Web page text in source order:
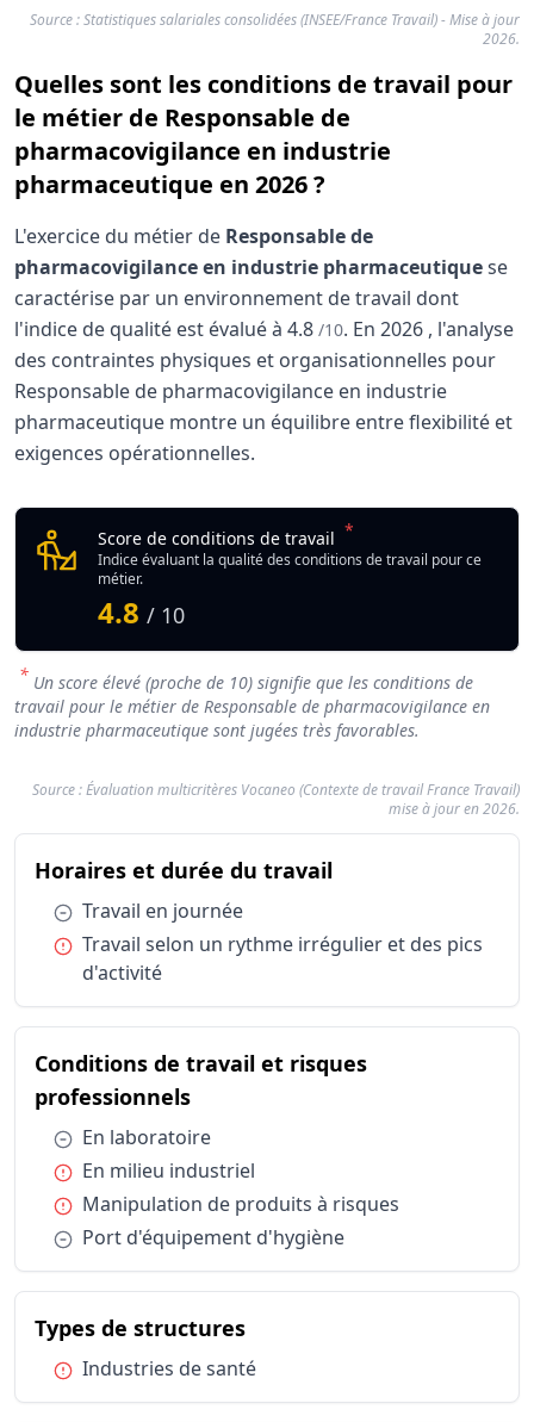
Source : Statistiques salariales consolidées (INSEE/France Travail) - Mise à jour
2026.
Quelles sont les conditions de travail pour
le métier de Responsable de
pharmacovigilance en industrie
pharmaceutique en 2026 ?
L'exercice du métier de Responsable de
pharmacovigilance en industrie pharmaceutiquese
caractérise par un environnement de travail dont
l'indice de qualité est évalué à 4.8 /10. En 2026 , l'analyse
des contraintes physiques et organisationnelles pour
Responsable de pharmacovigilance en industrie
pharmaceutique montre un équilibre entre flexibilité et
exigences opérationnelles.
Analyse des conditions de travail :
Qualité globale de l'environnement Responsable de
Score de conditions de travail *
Indice évaluant la qualité des conditions de travail pour ce
métier.
4.8 / 10
* Un score élevé (proche de 10) signifie que les conditions de
travail pour le métier de Responsable de pharmacovigilance en
industrie pharmaceutique sont jugées très favorables.
Source : Évaluation multicritères Vocaneo (Contexte de travail France Travail)
mise à jour en 2026.
Résumé des conditions d'exercice : Responsable
Catégorie
Horaires et durée du travail
Horaires et durée du travail
Travail
Conditions de travail et risques professionnels
Conditions de travail et risques professionnelsEn milieu
Conditions de travail et risques professionnels
Conditions de travail et risques professionnels
Types de structures
Publics spécifiques
Statut d'emploi
Horaires et durée du travaildu métier
Condition :
Travail en journée
Condition :
Travail selon un rythme irrégulier et des pics
d'activité
Conditions de travail et risques
professionnelsdu métier Responsable de
Condition :
En laboratoire
Condition :
En milieu industriel
Condition :
Manipulation de produits à risques
Condition :
Port d'équipement d'hygiène
Types de structuresdu métier Responsable
Condition :
Industries de santé